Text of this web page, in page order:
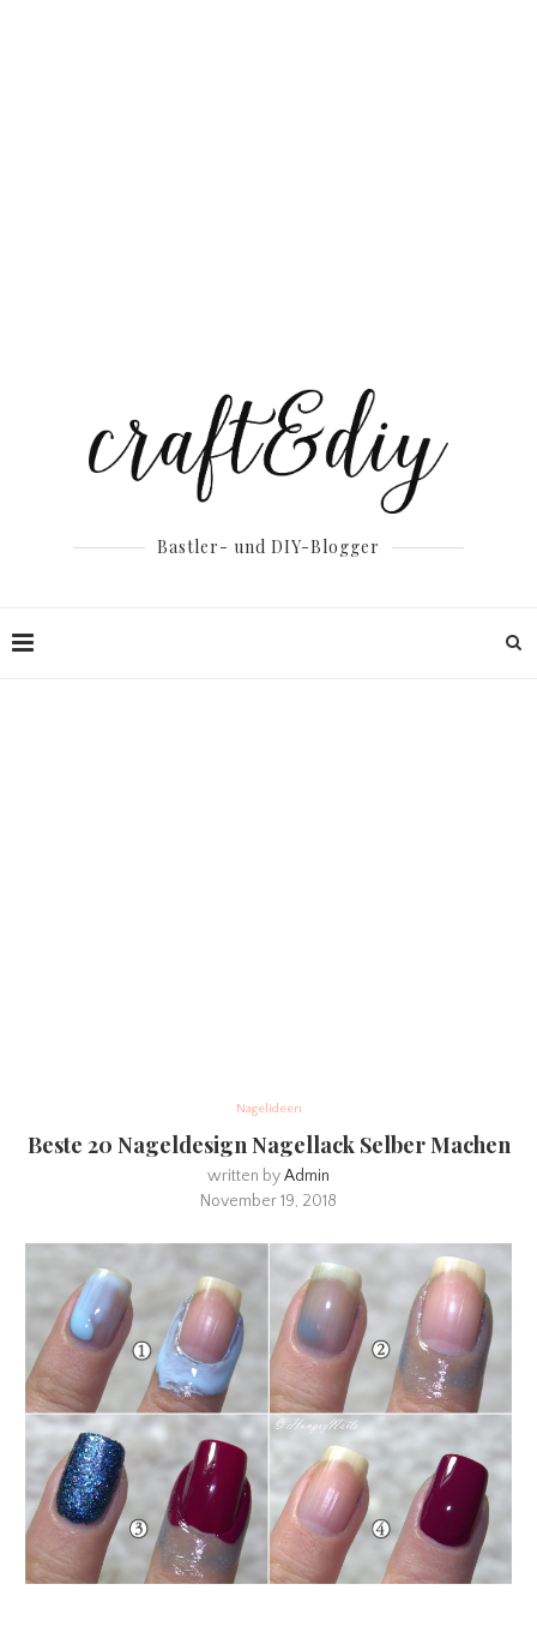
Bastler- und DIY-Blogger
Nagelideen
Beste 20 Nageldesign Nagellack Selber Machen
written byAdmin
November 19, 2018